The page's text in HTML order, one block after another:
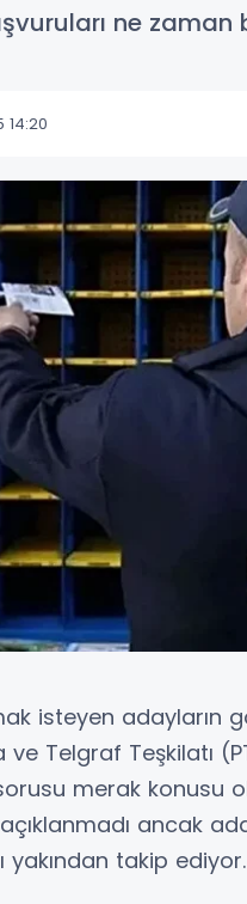
ne
isteyen adayların
ve Telgraf Teşkilatı
merak konusu
ancak
yakından takip ediyor.